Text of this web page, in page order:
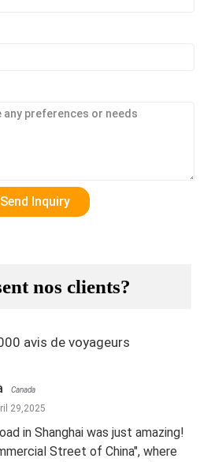
nos clients?
avis de voyageurs
Canada
29,2025
in Shanghai was just amazing!
Street of China", where